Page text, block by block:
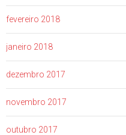
fevereiro 2018
janeiro 2018
dezembro 2017
novembro 2017
outubro 2017